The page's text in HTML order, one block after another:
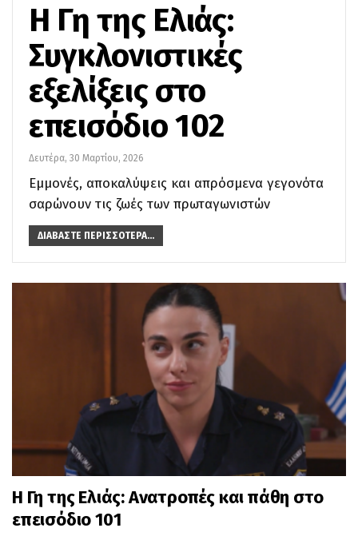
Η Γη της Ελιάς:
Συγκλονιστικές
εξελίξεις στο
επεισόδιο 102
Δευτέρα, 30 Μαρτίου, 2026
Εμμονές, αποκαλύψεις και απρόσμενα γεγονότα
σαρώνουν τις ζωές των πρωταγωνιστών
ΔΙΑΒΆΣΤΕ ΠΕΡΙΣΣΌΤΕΡΑ...
Η Γη της Ελιάς: Ανατροπές και πάθη στο
επεισόδιο 101